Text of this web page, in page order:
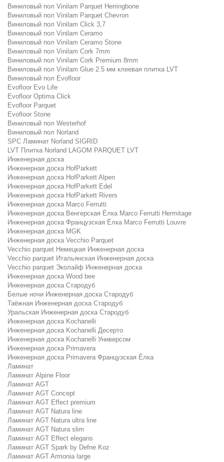
Виниловый пол Vinilam Parquet Herringbone
Виниловый пол Vinilam Parquet Chevron
Виниловый пол Vinilam Click 3,7
Виниловый пол Vinilam Ceramo
Виниловый пол Vinilam Ceramo Stone
Виниловый пол Vinilam Cork 7mm
Виниловый пол Vinilam Cork Premium 8mm
Виниловый пол Vinilam Glue 2.5 мм клеевая плитка LVT
Виниловый пол Evofloor
Evofloor Evo Life
Evofloor Optima Click
Evofloor Parquet
Evofloor Stone
Виниловый пол Westerhof
Виниловый пол Norland
SPC Ламинат Norland SIGRID
LVT Плитка Norland LAGOM PARQUET LVT
Инженерная доска
Инженерная доска HofParkett
Инженерная доска HofParkett Alpen
Инженерная доска HofParkett Edel
Инженерная доска HofParkett Rivers
Инженерная доска Marco Ferrutti
Инженерная доска Венгерская Ёлка Marco Ferrutti Hermitage
Инженерная доска Французская Ёлка Marco Ferrutti Louvre
Инженерная доска MGK
Инженерная доска Vecchio Parquet
Vecchio parquet Немецкая Инженерная доска
Vecchio parquet Итальянская Инженерная доска
Vecchio parquet Эколайф Инженерная доска
Инженерная доска Wood bee
Инженерная доска Стародуб
Белые ночи Инженерная доска Стародуб
Таёжная Инженерная доска Стародуб
Уральская Инженерная доска Стародуб
Инженерная доска Kochanelli
Инженерная доска Kochanelli Десерто
Инженерная доска Kochanelli Универсом
Инженерная доска Primavera
Инженерная доска Primavera Французская Ёлка
Ламинат
Ламинат Alpine Floor
Ламинат AGT
Ламинат AGT Concept
Ламинат AGT Effect premium
Ламинат AGT Natura line
Ламинат AGT Natura ultra line
Ламинат AGT Natura slim
Ламинат AGT Effect elegans
Ламинат AGT Spark by Defne Koz
Ламинат AGT Armonia large